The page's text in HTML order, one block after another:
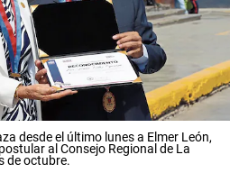
desde el último lunes a Elmer León,
al Consejo Regional de La
de octubre.